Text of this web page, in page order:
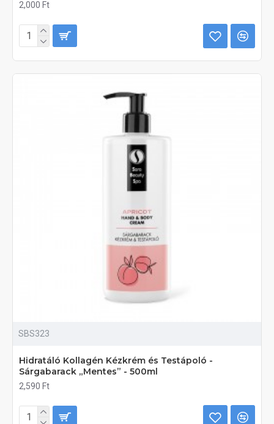
2,000 Ft
SBS323
Hidratáló Kollagén Kézkrém és Testápoló -
Sárgabarack „Mentes” - 500ml
2,590 Ft